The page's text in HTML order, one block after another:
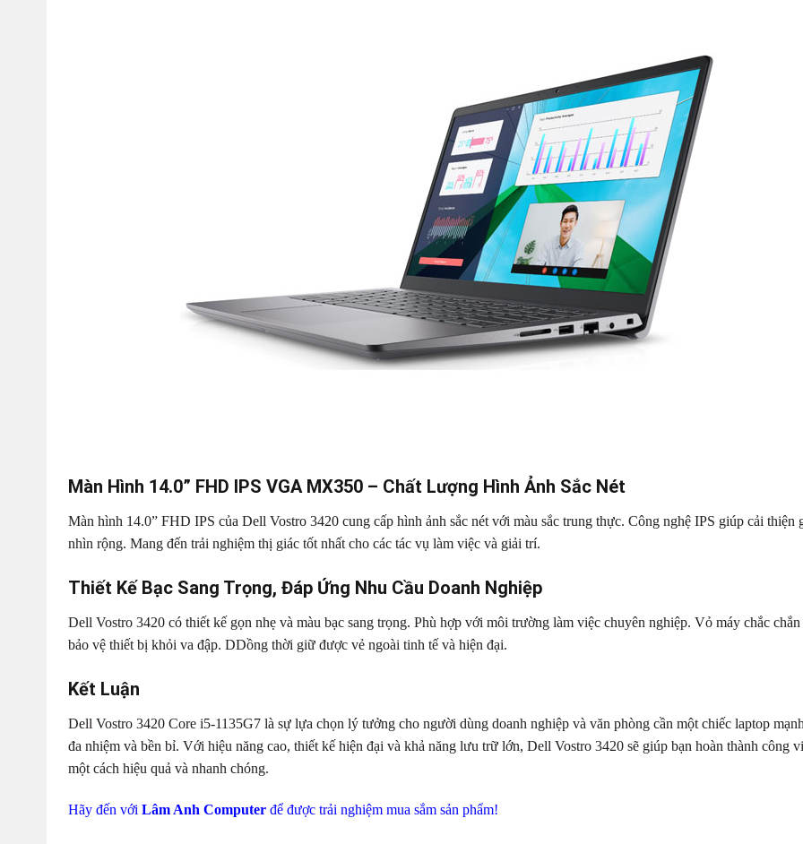
Màn Hình 14.0” FHD IPS VGA MX350 – Chất Lượng Hình Ảnh Sắc Nét
Màn hình 14.0” FHD IPS của Dell Vostro 3420 cung cấp hình ảnh sắc nét với màu sắc trung thực. Công nghệ IPS giúp cải thiện
nhìn rộng. Mang đến trải nghiệm thị giác tốt nhất cho các tác vụ làm việc và giải trí.
Thiết Kế Bạc Sang Trọng, Đáp Ứng Nhu Cầu Doanh Nghiệp
Dell Vostro 3420 có thiết kế gọn nhẹ và màu bạc sang trọng. Phù hợp với môi trường làm việc chuyên nghiệp. Vỏ máy chắc
bảo vệ thiết bị khỏi va đập. DDồng thời giữ được vẻ ngoài tinh tế và hiện đại.
Kết Luận
Dell Vostro 3420 Core i5-1135G7 là sự lựa chọn lý tưởng cho người dùng doanh nghiệp và văn phòng cần một chiếc laptop
đa nhiệm và bền bỉ. Với hiệu năng cao, thiết kế hiện đại và khả năng lưu trữ lớn, Dell Vostro 3420 sẽ giúp bạn hoàn thành công
một cách hiệu quả và nhanh chóng.
Hãy đến với Lâm Anh Computer để được trải nghiệm mua sắm sản phẩm!